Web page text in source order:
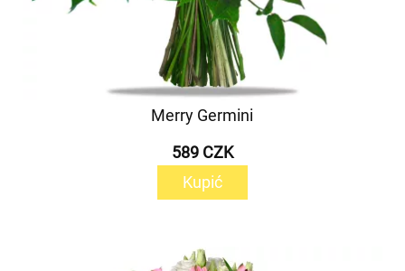
Merry Germini
589 CZK
Kupić